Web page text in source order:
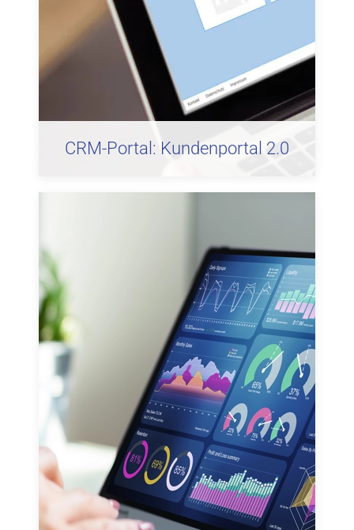
CRM-Portal: Kundenportal 2.0